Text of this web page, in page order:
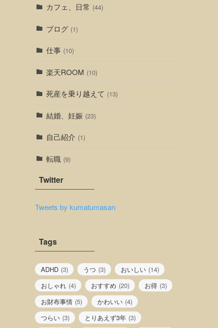
カフェ、日常 (44)
ブログ (1)
仕事 (10)
楽天ROOM (10)
死産を乗り越えて (13)
結婚、妊娠 (23)
自己紹介 (1)
転職 (9)
Twitter
Tweets by kumatumasan
Tags
ADHD (3) うつ (3) おいしい (14)
おしゃれ (4) おすすめ (20) お得 (3)
お財布事情 (5) かわいい (4)
つらい (3) とりあえず3年 (3)